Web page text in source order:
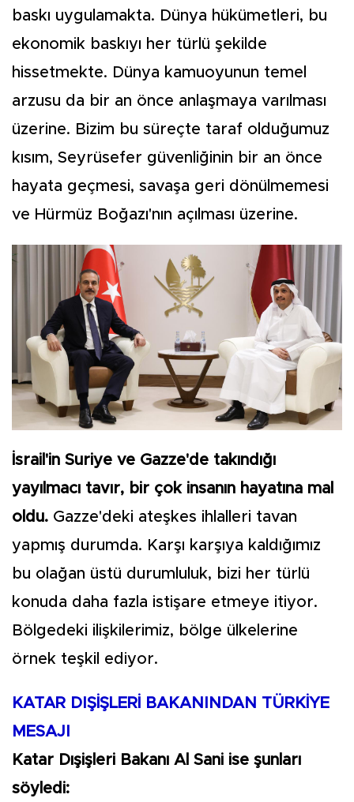
baskı uygulamakta. Dünya hükümetleri, bu
ekonomik baskıyı her türlü şekilde
hissetmekte. Dünya kamuoyunun temel
arzusu da bir an önce anlaşmaya varılması
üzerine. Bizim bu süreçte taraf olduğumuz
kısım, Seyrüsefer güvenliğinin bir an önce
hayata geçmesi, savaşa geri dönülmemesi
ve Hürmüz Boğazı'nın açılması üzerine.
İsrail'in Suriye ve Gazze'de takındığı
yayılmacı tavır, bir çok insanın hayatına mal
oldu. Gazze'deki ateşkes ihlalleri tavan
yapmış durumda. Karşı karşıya kaldığımız
bu olağan üstü durumluluk, bizi her türlü
konuda daha fazla istişare etmeye itiyor.
Bölgedeki ilişkilerimiz, bölge ülkelerine
örnek teşkil ediyor.
KATAR DIŞİŞLERİ BAKANINDAN TÜRKİYE
MESAJI
Katar Dışişleri Bakanı Al Sani ise şunları
söyledi: